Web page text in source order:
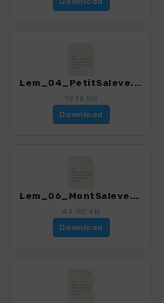
Lem_04_PetitSaleve.gpx
19.16 KB
Download
Lem_06_MontSaleve.gpx
42.82 KB
Download